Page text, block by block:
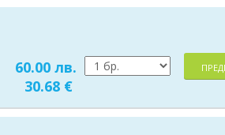
60.00 лв.
30.68 €